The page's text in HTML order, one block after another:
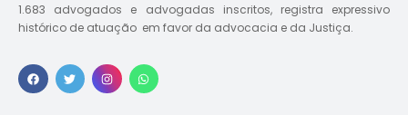
1.683 advogados e advogadas inscritos, registra expressivo
histórico de atuação em favor da advocacia e da Justiça.